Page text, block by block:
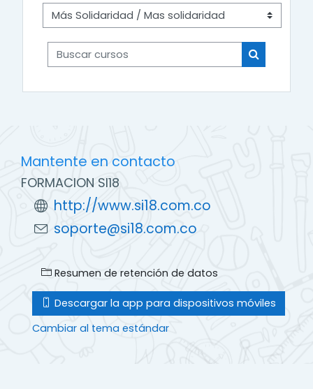
Buscar cursos
Buscar
Mantente en contacto
FORMACION SI18
http://www.si18.com.co
soporte@si18.com.co
Resumen de retención de datos
Descargar la app para dispositivos móviles
Cambiar al tema estándar